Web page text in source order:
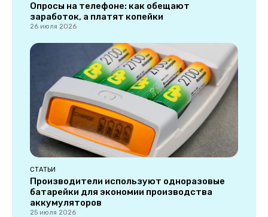
Опросы на телефоне: как обещают
заработок, а платят копейки
26 июля 2026
СТАТЬИ
Производители используют одноразовые
батарейки для экономии производства
аккумуляторов
25 июля 2026